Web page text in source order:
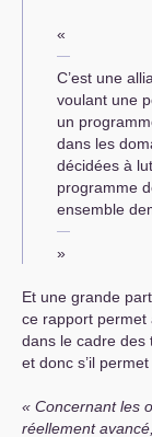
«
C’est une
voulant une
un
dans les
décidées à
programme
ensemble
»
Et une grande
ce rapport permet
dans le cadre des
et donc s’il
Concernant les
réellement